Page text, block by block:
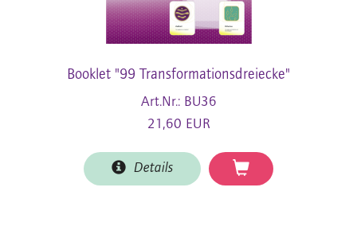
Booklet "99 Transformationsdreiecke"
Art.Nr.: BU36
21,60 EUR
Details